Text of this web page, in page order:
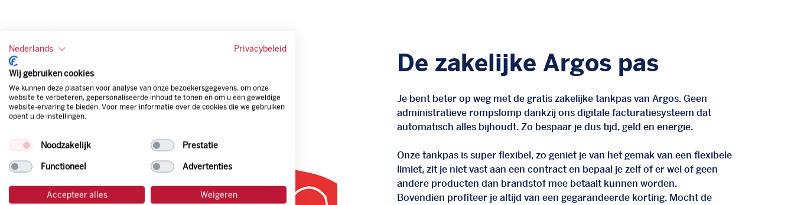
De zakelijke Argos pas
Je bent beter op weg met de gratis zakelijke tankpas van Argos. Geen
administratieve rompslomp dankzij ons digitale facturatiesysteem dat
automatisch alles bijhoudt. Zo bespaar je dus tijd, geld en energie.
Onze tankpas is super flexibel, zo geniet je van het gemak van een flexibele
limiet, zit je niet vast aan een contract en bepaal je zelf of er wel of geen
andere producten dan brandstof mee betaalt kunnen worden.
Bovendien profiteer je altijd van een gegarandeerde korting. Mocht de
Nederlands Privacybeleid
Wij gebruiken cookies
We kunnen deze plaatsen voor analyse van onze bezoekersgegevens, om onze
website te verbeteren, gepersonaliseerde inhoud te tonen en om u een geweldige
website-ervaring te bieden. Voor meer informatie over de cookies die we gebruiken
opent u de instellingen.
Noodzakelijk Prestatie
Functioneel Advertenties
Accepteer alles Weigeren